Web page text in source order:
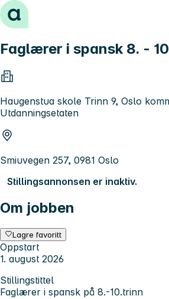
Hopp til innhold
Faglærer i spansk 8. -
Haugenstua skole Trinn 9, Oslo
Utdanningsetaten
Smiuvegen 257, 0981 Oslo
Stillingsannonsen er inaktiv.
Om jobben
Lagre favoritt
Oppstart
1. august 2026
Stillingstittel
Faglærer i spansk på 8.-10.trinn